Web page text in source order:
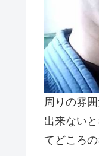
周りの雰
出来ない
てどころ